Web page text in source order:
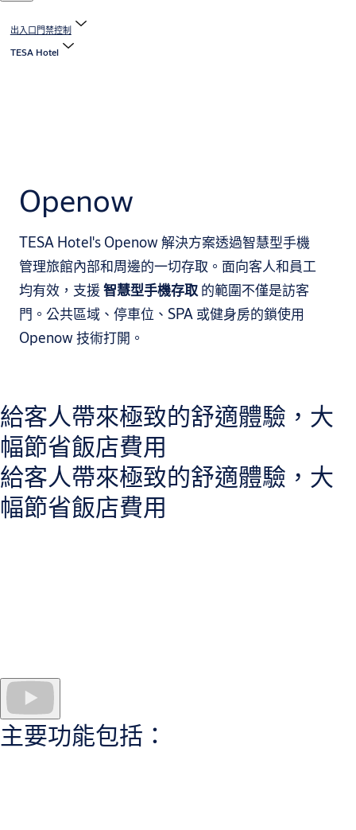
出入口門禁控制
TESA Hotel
Openow
TESA Hotel's Openow 解決方案透過智慧型手機
管理旅館內部和周邊的一切存取。面向客人和員工
均有效，支援智慧型手機存取 的範圍不僅是訪客
門。公共區域、停車位、SPA 或健身房的鎖使用
Openow 技術打開。
給客人帶來極致的舒適體驗，大
幅節省飯店費用
給客人帶來極致的舒適體驗，大
幅節省飯店費用
對於飯店管理者來說，此獨特解決方案提供有關每次授權訪問的
時更新、任何失敗的解鎖嘗試、鎖定電池電量、左側門打開和入
侵。飯店職員可以選擇虛擬金鑰時，可以 變更其存取權限。
主要功能包括：